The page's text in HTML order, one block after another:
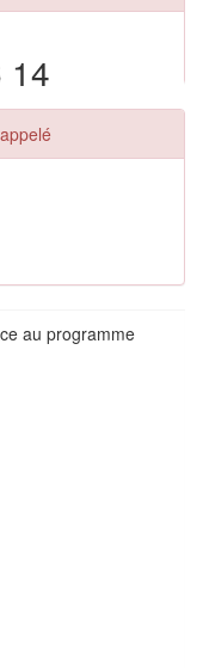
14
au programme